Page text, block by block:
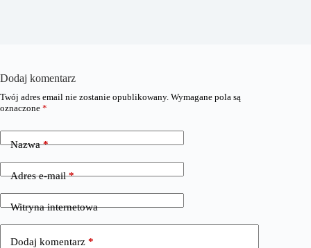
Dodaj komentarz
Twój adres email nie zostanie opublikowany. Wymagane pola są
oznaczone *
Nazwa*
Adres e-mail*
Witryna internetowa
Dodaj komentarz *